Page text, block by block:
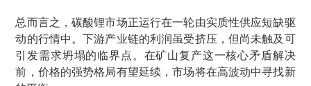
总而言之，碳酸锂市场正运行在一轮由实质性供应短缺驱
动的行情中。下游产业链的利润虽受挤压，但尚未触及可
引发需求坍塌的临界点。在矿山复产这一核心矛盾解决
前，价格的强势格局有望延续，市场将在高波动中寻找新